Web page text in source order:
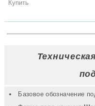
Базовое обозначение